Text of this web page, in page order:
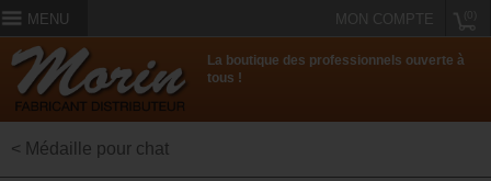
MENU MON COMPTE
La boutique des professionnels ouverte à
tous !
< Médaille pour chat